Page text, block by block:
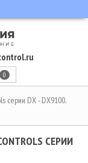
0
серии DX - DX9100.
СЕРИИ